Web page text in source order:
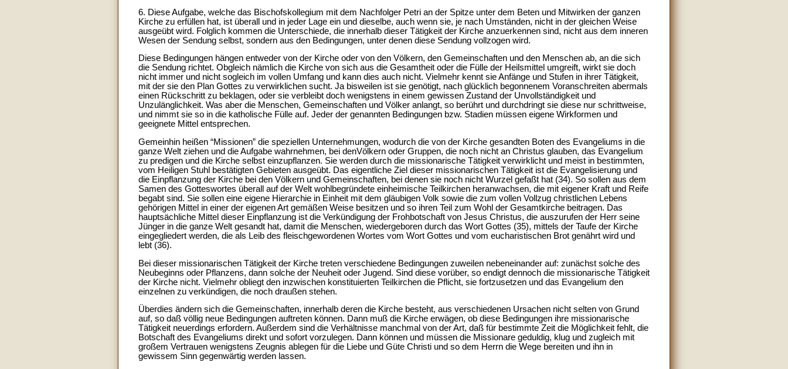
6. Diese Aufgabe, welche das Bischofskollegium mit dem Nachfolger Petri an der Spitze unter dem Beten und Mitwirken der ganzen
Kirche zu erfüllen hat, ist überall und in jeder Lage ein und dieselbe, auch wenn sie, je nach Umständen, nicht in der gleichen Weise
ausgeübt wird. Folglich kommen die Unterschiede, die innerhalb dieser Tätigkeit der Kirche anzuerkennen sind, nicht aus dem inneren
Wesen der Sendung selbst, sondern aus den Bedingungen, unter denen diese Sendung vollzogen wird.
Diese Bedingungen hängen entweder von der Kirche oder von den Völkern, den Gemeinschaften und den Menschen ab, an die sich
die Sendung richtet. Obgleich nämlich die Kirche von sich aus die Gesamtheit oder die Fülle der Heilsmittel umgreift, wirkt sie doch
nicht immer und nicht sogleich im vollen Umfang und kann dies auch nicht. Vielmehr kennt sie Anfänge und Stufen in ihrer Tätigkeit,
mit der sie den Plan Gottes zu verwirklichen sucht. Ja bisweilen ist sie genötigt, nach glücklich begonnenem Voranschreiten abermals
einen Rückschritt zu beklagen, oder sie verbleibt doch wenigstens in einem gewissen Zustand der Unvollständigkeit und
Unzulänglichkeit. Was aber die Menschen, Gemeinschaften und Völker anlangt, so berührt und durchdringt sie diese nur schrittweise,
und nimmt sie so in die katholische Fülle auf. Jeder der genannten Bedingungen bzw. Stadien müssen eigene Wirkformen und
geeignete Mittel entsprechen.
Gemeinhin heißen “Missionen” die speziellen Unternehmungen, wodurch die von der Kirche gesandten Boten des Evangeliums in die
ganze Welt ziehen und die Aufgabe wahrnehmen, bei denVölkern oder Gruppen, die noch nicht an Christus glauben, das Evangelium
zu predigen und die Kirche selbst einzupflanzen. Sie werden durch die missionarische Tätigkeit verwirklicht und meist in bestimmten,
vom Heiligen Stuhl bestätigten Gebieten ausgeübt. Das eigentliche Ziel dieser missionarischen Tätigkeit ist die Evangelisierung und
die Einpflanzung der Kirche bei den Völkern und Gemeinschaften, bei denen sie noch nicht Wurzel gefaßt hat (34). So sollen aus dem
Samen des Gotteswortes überall auf der Welt wohlbegründete einheimische Teilkirchen heranwachsen, die mit eigener Kraft und Reife
begabt sind. Sie sollen eine eigene Hierarchie in Einheit mit dem gläubigen Volk sowie die zum vollen Vollzug christlichen Lebens
gehörigen Mittel in einer der eigenen Art gemäßen Weise besitzen und so ihren Teil zum Wohl der Gesamtkirche beitragen. Das
hauptsächliche Mittel dieser Einpflanzung ist die Verkündigung der Frohbotschaft von Jesus Christus, die auszurufen der Herr seine
Jünger in die ganze Welt gesandt hat, damit die Menschen, wiedergeboren durch das Wort Gottes (35), mittels der Taufe der Kirche
eingegliedert werden, die als Leib des fleischgewordenen Wortes vom Wort Gottes und vom eucharistischen Brot genährt wird und
lebt (36).
Bei dieser missionarischen Tätigkeit der Kirche treten verschiedene Bedingungen zuweilen nebeneinander auf: zunächst solche des
Neubeginns oder Pflanzens, dann solche der Neuheit oder Jugend. Sind diese vorüber, so endigt dennoch die missionarische Tätigkeit
der Kirche nicht. Vielmehr obliegt den inzwischen konstituierten Teilkirchen die Pflicht, sie fortzusetzen und das Evangelium den
einzelnen zu verkündigen, die noch draußen stehen.
Überdies ändern sich die Gemeinschaften, innerhalb deren die Kirche besteht, aus verschiedenen Ursachen nicht selten von Grund
auf, so daß völlig neue Bedingungen auftreten können. Dann muß die Kirche erwägen, ob diese Bedingungen ihre missionarische
Tätigkeit neuerdings erfordern. Außerdem sind die Verhältnisse manchmal von der Art, daß für bestimmte Zeit die Möglichkeit fehlt, die
Botschaft des Evangeliums direkt und sofort vorzulegen. Dann können und müssen die Missionare geduldig, klug und zugleich mit
großem Vertrauen wenigstens Zeugnis ablegen für die Liebe und Güte Christi und so dem Herrn die Wege bereiten und ihn in
gewissem Sinn gegenwärtig werden lassen.